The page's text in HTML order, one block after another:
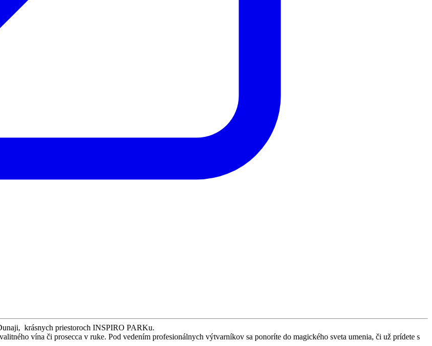
krásnych priestoroch INSPIRO PARKu.
vína či prosecca v ruke. Pod vedením profesionálnych výtvarníkov sa ponoríte do magického sveta umenia, či už prídete s